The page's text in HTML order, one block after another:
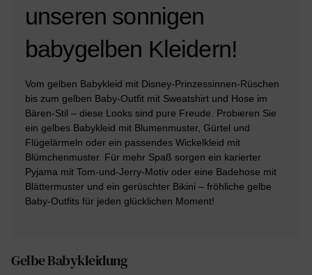
unseren sonnigen
babygelben Kleidern!
Vom gelben Babykleid mit Disney-Prinzessinnen-Rüschen
bis zum gelben Baby-Outfit mit Sweatshirt und Hose im
Bären-Stil – diese Looks sind pure Freude. Probieren Sie
ein gelbes Babykleid mit Blumenmuster, Gürtel und
Flügelärmeln oder ein passendes Wickelkleid mit
Blümchenmuster. Für mehr Spaß sorgen ein karierter
Pyjama mit Tom-und-Jerry-Motiv oder eine Badehose mit
Blättermuster und ein gerüschter Bikini – fröhliche gelbe
Baby-Outfits für jeden glücklichen Moment!
Gelbe Babykleidung